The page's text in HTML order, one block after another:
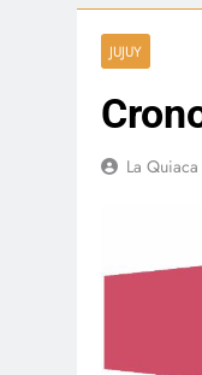
JUJUY
La